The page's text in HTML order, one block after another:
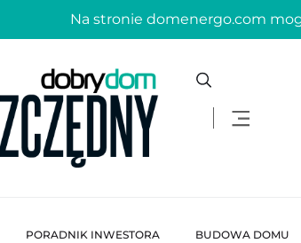
Na stronie domenergo.com
PORADNIK INWESTORA BUDOWA DOMU